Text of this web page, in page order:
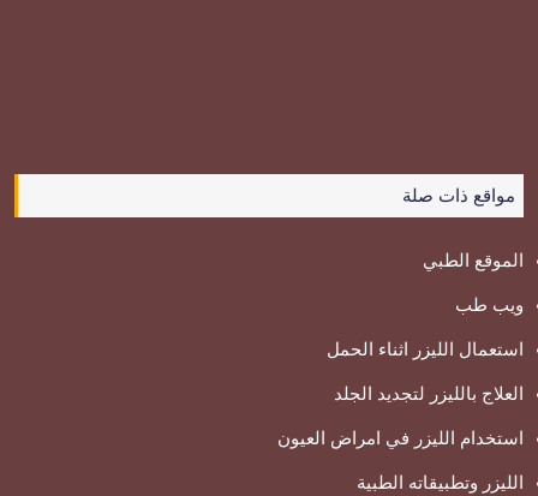
مواقع ذات صلة
الموقع الطبي
ويب طب
استعمال الليزر اثناء الحمل
العلاج بالليزر لتجديد الجلد
استخدام الليزر في امراض العيون
الليزر وتطبيقاته الطبية